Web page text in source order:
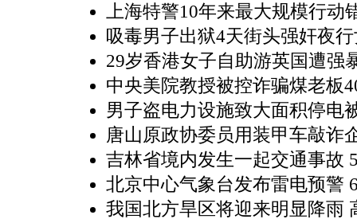
上海特警10年来最大规模行动
吸毒男子出狱4天街头强奸夜
29岁香港女子自助游英国遭强
中央美院教授被控诈骗煤老板
男子盗电力设施致大面积停电
唐山原政协委员用装甲车敲诈
吉林省境内发生一起交通事故
北京中心气象台发布雷电预警
我国北方旱区将迎来明显降雨